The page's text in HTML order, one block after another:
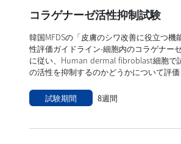
コラゲナーゼ活性抑制試験
韓国MFDSの「皮膚のシワ改善に役立つ機
性評価ガイドライン-細胞内のコラゲナー
に従い、Human dermal fibroblast細胞で
の活性を抑制するのかどうかについて評価
試験期間 8週間